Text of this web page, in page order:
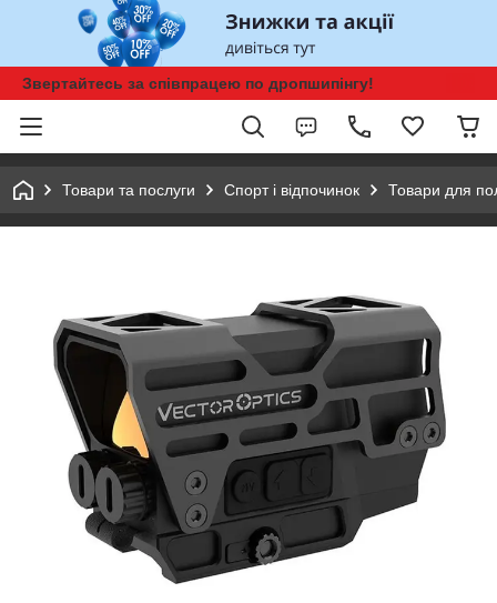
Звертайтесь за співпрацею по дропшипінгу!
Товари та послуги Спорт і відпочинок Товари для